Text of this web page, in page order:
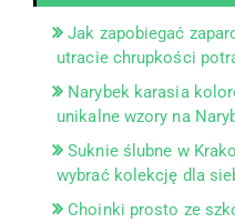
Jak zapobiegać
utracie chrupkości
Narybek karasia
unikalne wzory na
Suknie ślubne w
wybrać kolekcję dla
Choinki prosto ze